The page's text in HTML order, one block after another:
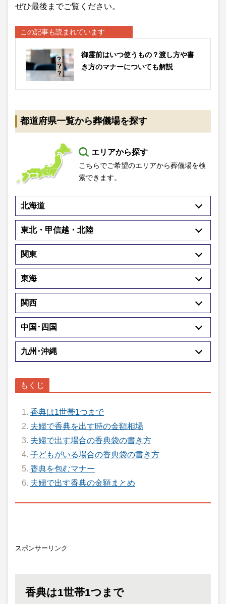
ぜひ最後までご覧ください。
この記事も読まれています
御霊前はいつ使うもの？渡し方や書
き方のマナーについても解説
都道府県一覧から葬儀場を探す
エリアから探す
こちらでご希望のエリアから葬儀場を検
索できます。
北海道
東北・甲信越・北陸
関東
東海
関西
中国･四国
九州･沖縄
香典は1世帯1つまで
夫婦で香典を出す時の金額相場
夫婦で出す場合の香典袋の書き方
子どもがいる場合の香典袋の書き方
香典を包むマナー
夫婦で出す香典の金額まとめ
スポンサーリンク
香典は1世帯1つまで